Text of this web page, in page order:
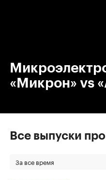
«Микрон» vs
Все выпуски
За все время